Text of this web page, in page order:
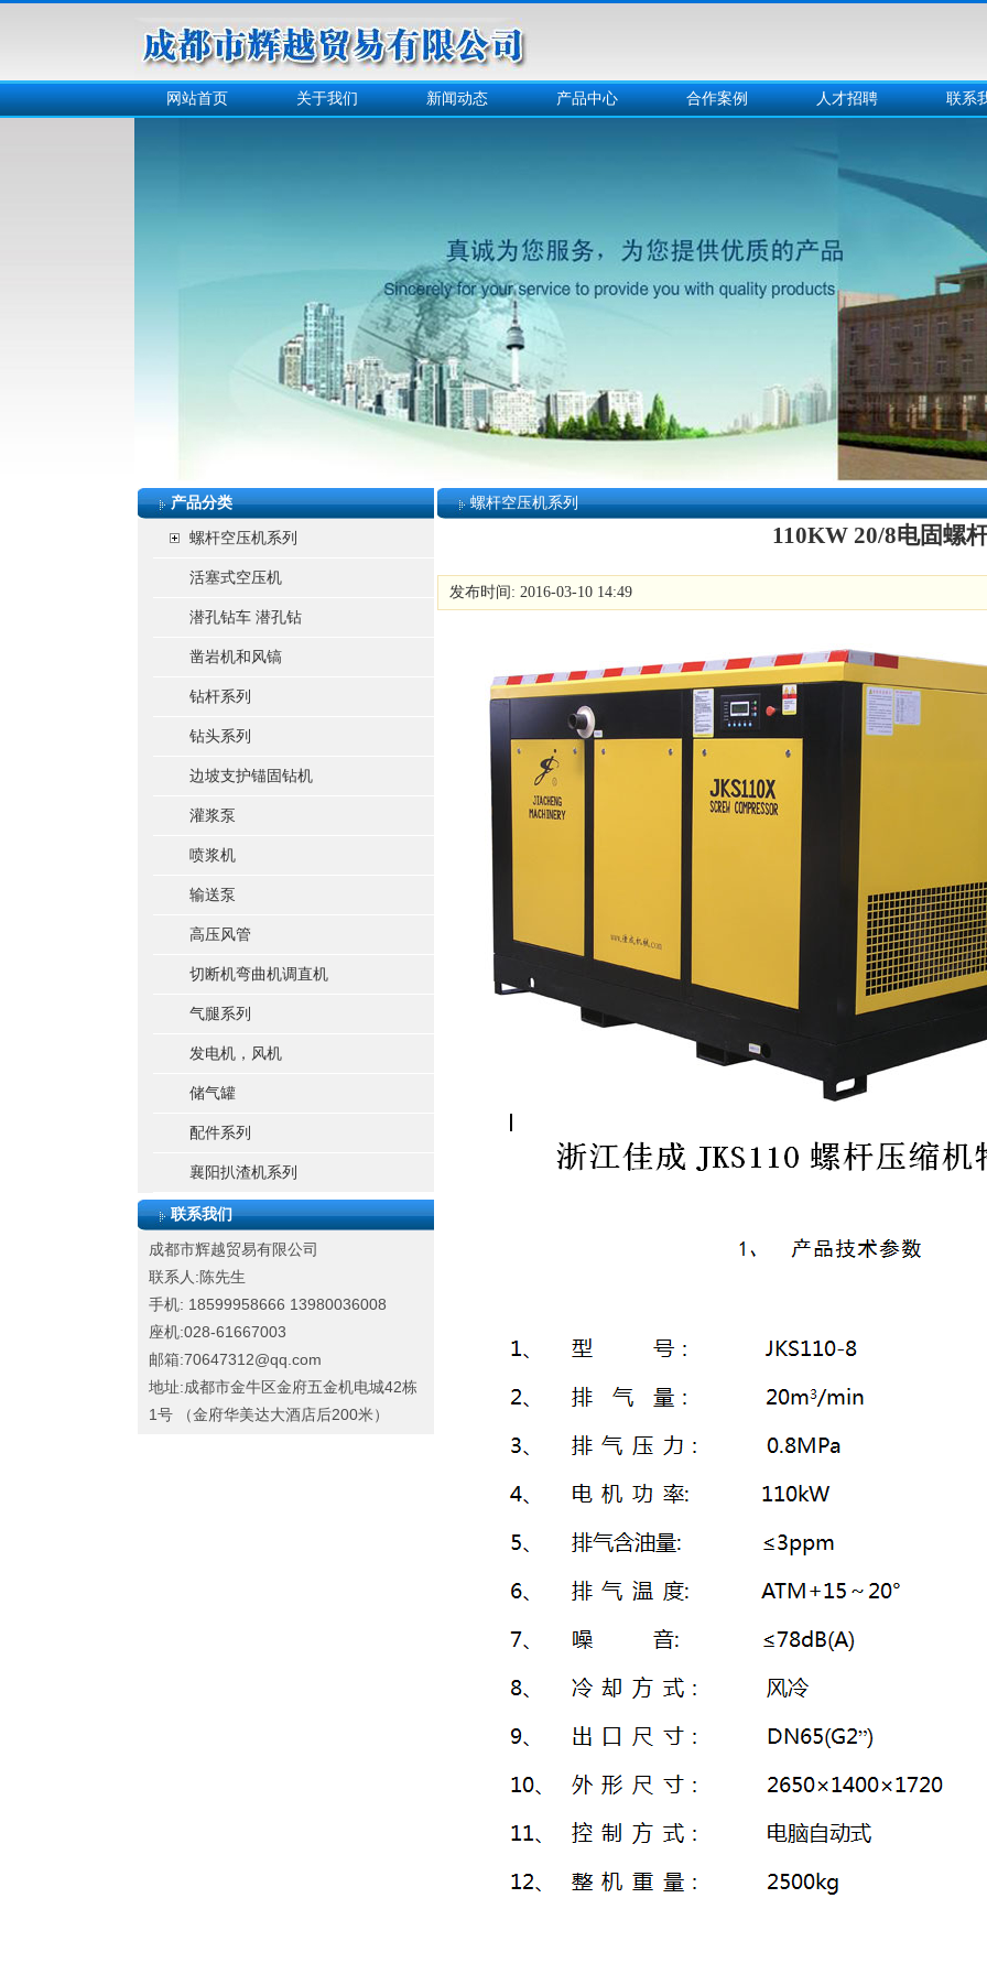
网站首页 关于我们 新闻动态 产品中心 合作案例 人才招聘 联系
产品分类
螺杆空压机系列
活塞式空压机
潜孔钻车 潜孔钻
凿岩机和风镐
钻杆系列
钻头系列
边坡支护锚固钻机
灌浆泵
喷浆机
输送泵
高压风管
切断机弯曲机调直机
气腿系列
发电机，风机
储气罐
配件系列
襄阳扒渣机系列
联系我们
成都市辉越贸易有限公司
联系人:陈先生
手机: 18599958666 13980036008
座机:028-61667003
邮箱:70647312@qq.com
地址:成都市金牛区金府五金机电城42栋
1号 （金府华美达大酒店后200米）
螺杆空压机系列
110KW 20/8电固螺
发布时间: 2016-03-10 14:49